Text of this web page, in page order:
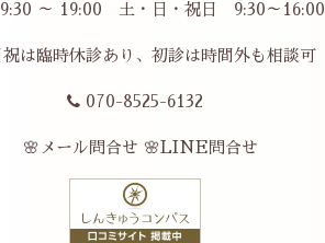
～ 19:00 土・日・祝日 9:30～16:00
は臨時休診あり、初診は時間外も相談可
070-8525-6132
🌸メール問合せ 🌸LINE問合せ